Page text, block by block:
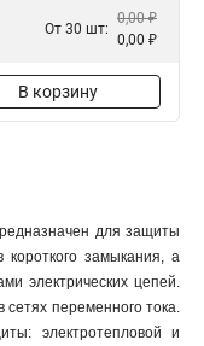
От 30 шт:
0,00 ₽
0,00 ₽
В корзину
для защиты
короткого замыкания, а
электрических цепей.
сетях переменного тока.
электротепловой и